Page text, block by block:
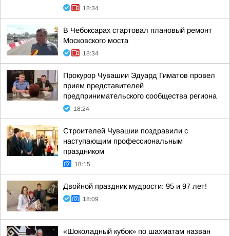
18:34
В Чебоксарах стартовал плановый ремонт
Московского моста
18:34
Прокурор Чувашии Эдуард Гиматов провел
прием представителей
предпринимательского сообщества региона
18:24
Строителей Чувашии поздравили с
наступающим профессиональным
праздником
18:15
Двойной праздник мудрости: 95 и 97 лет!
18:09
«Шоколадный кубок» по шахматам назван